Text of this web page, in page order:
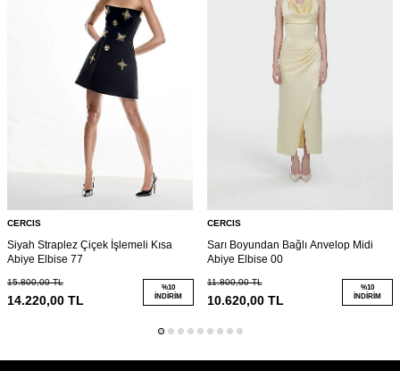
CERCIS
Siyah Straplez Çiçek İşlemeli Kısa
Abiye Elbise 77
15.800,00TL
14.220,00 TL
%10
İNDIRIM
CERCIS
Sarı Boyundan Bağlı Anvelop Midi
Abiye Elbise 00
11.800,00TL
10.620,00TL
%10
İNDIRIM